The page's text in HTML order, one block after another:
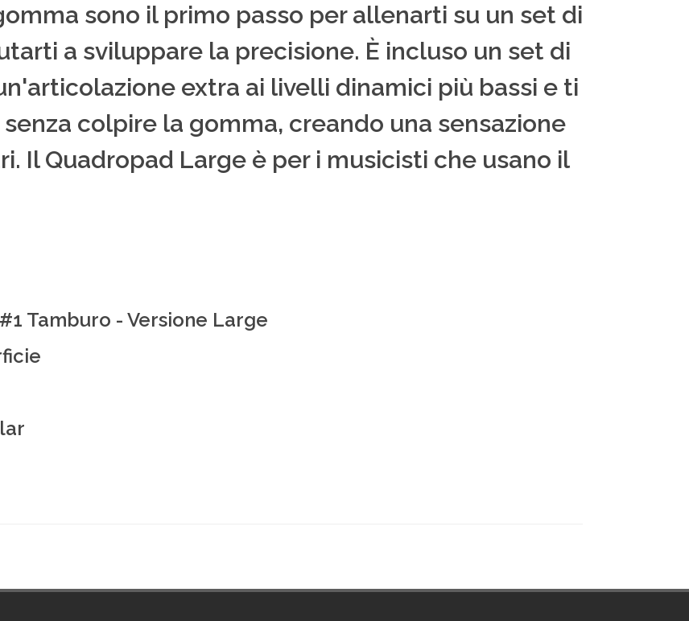
sono il primo passo per allenarti su un set di
a sviluppare la precisione. È incluso un set di
extra ai livelli dinamici più bassi e ti
colpire la gomma, creando una sensazione
Il Quadropad Large è per i musicisti che usano il
Tamburo - Versione Large